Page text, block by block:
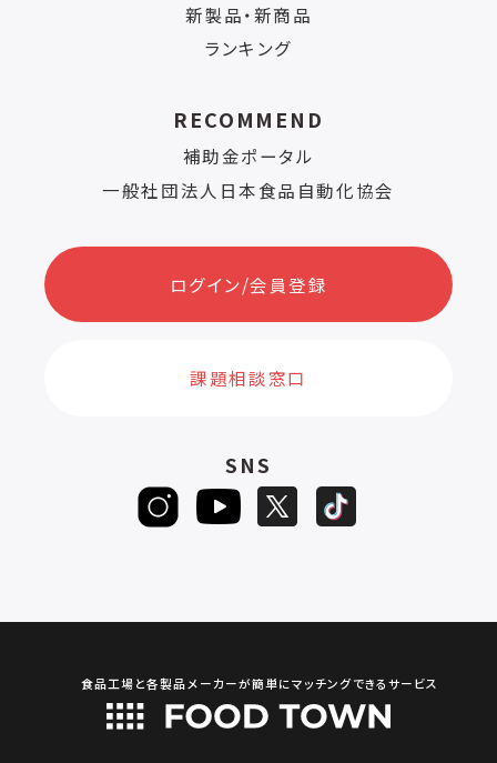
新製品・新商品
ランキング
RECOMMEND
補助金ポータル
一般社団法人日本食品自動化協会
ログイン/会員登録
課題相談窓口
SNS
食品工場と各製品メーカーが簡単にマッチングできるサービス